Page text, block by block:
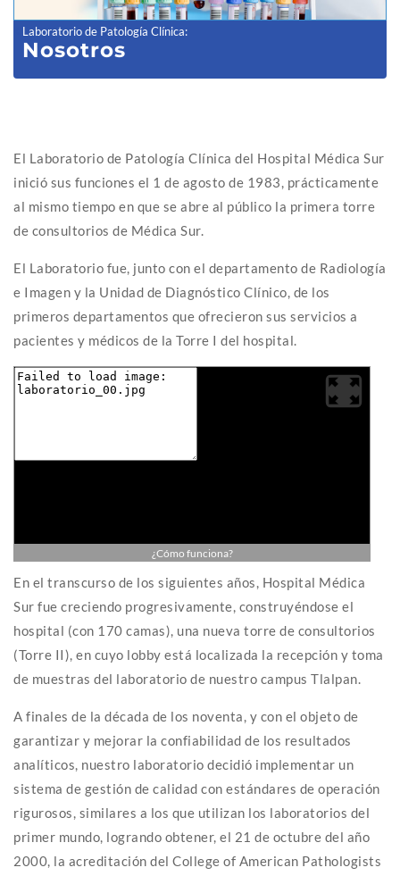
Laboratorio de Patología Clínica:
Nosotros
El Laboratorio de Patología Clínica del Hospital Médica Sur
inició sus funciones el 1 de agosto de 1983, prácticamente
al mismo tiempo en que se abre al público la primera torre
de consultorios de Médica Sur.
El Laboratorio fue, junto con el departamento de Radiología
e Imagen y la Unidad de Diagnóstico Clínico, de los
primeros departamentos que ofrecieron sus servicios a
pacientes y médicos de la Torre I del hospital.
¿Cómo funciona?
En el transcurso de los siguientes años, Hospital Médica
Sur fue creciendo progresivamente, construyéndose el
hospital (con 170 camas), una nueva torre de consultorios
(Torre II), en cuyo lobby está localizada la recepción y toma
de muestras del laboratorio de nuestro campus Tlalpan.
A finales de la década de los noventa, y con el objeto de
garantizar y mejorar la confiabilidad de los resultados
analíticos, nuestro laboratorio decidió implementar un
sistema de gestión de calidad con estándares de operación
rigurosos, similares a los que utilizan los laboratorios del
primer mundo, logrando obtener, el 21 de octubre del año
2000, la acreditación del College of American Pathologists